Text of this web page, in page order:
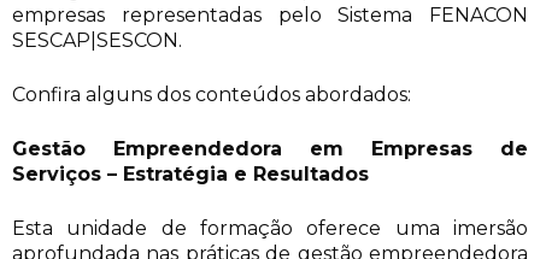
empresas representadas pelo Sistema FENACON
SESCAP|SESCON.
Confira alguns dos conteúdos abordados:
Gestão Empreendedora em Empresas de
Serviços – Estratégia e Resultados
Esta unidade de formação oferece uma imersão
aprofundada nas práticas de gestão empreendedora